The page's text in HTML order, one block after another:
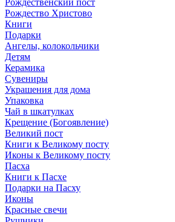
Рождественский пост
Рождество Христово
Книги
Подарки
Ангелы, колокольчики
Детям
Керамика
Сувениры
Украшения для дома
Упаковка
Чай в шкатулках
Крещение (Богоявление)
Великий пост
Книги к Великому посту
Иконы к Великому посту
Пасха
Книги к Пасхе
Подарки на Пасху
Иконы
Красные свечи